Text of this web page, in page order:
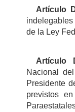
Artículo
de la Ley
Artículo
Nacional
Presidente
previstos